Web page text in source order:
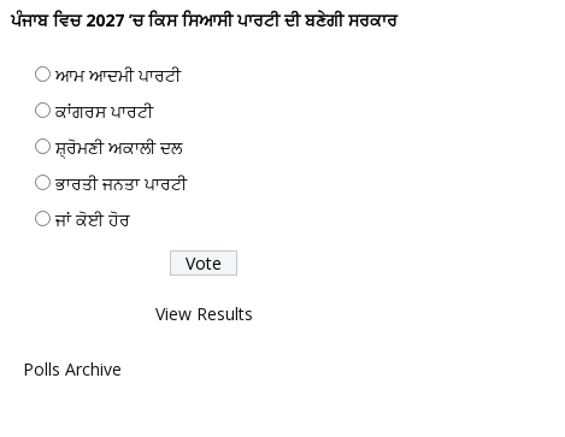
ਪੰਜਾਬ ਵਿਚ 2027 ’ਚ ਕਿਸ ਸਿਆਸੀ ਪਾਰਟੀ ਦੀ ਬਣੇਗੀ ਸਰਕਾਰ
ਆਮ ਆਦਮੀ ਪਾਰਟੀ
ਕਾਂਗਰਸ ਪਾਰਟੀ
ਸ਼੍ਰੋਮਣੀ ਅਕਾਲੀ ਦਲ
ਭਾਰਤੀ ਜਨਤਾ ਪਾਰਟੀ
ਜਾਂ ਕੋਈ ਹੋਰ
View Results
Polls Archive